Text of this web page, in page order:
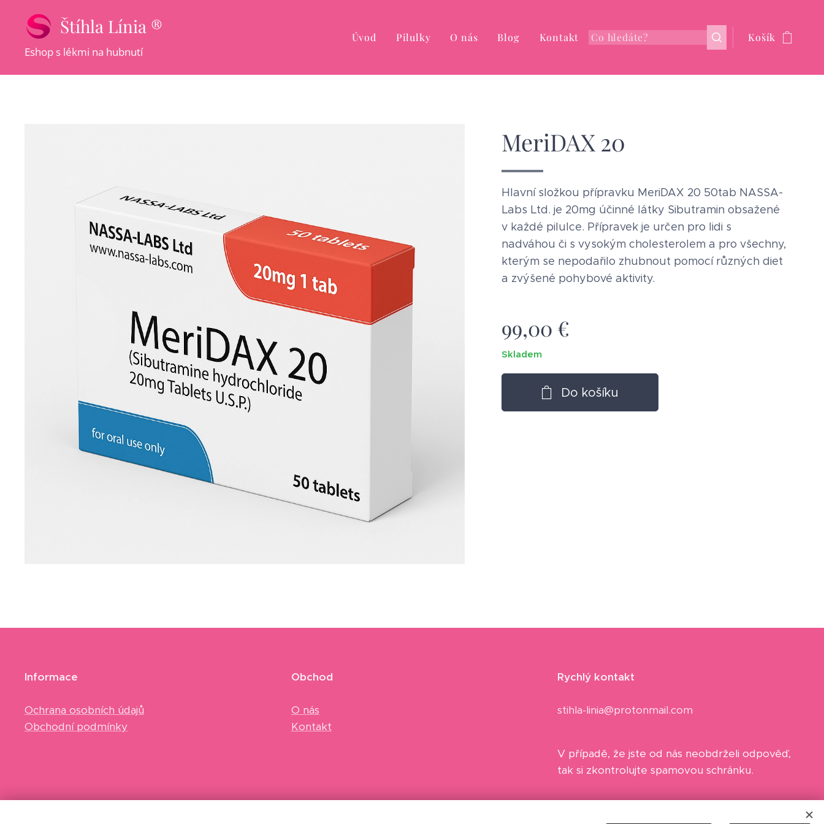
Štíhla Línia ®
Eshop s lékmi na hubnutí
Úvod Pilulky O nás Blog Kontakt Košík
MeriDAX 20
Hlavní složkou přípravku MeriDAX 20 50tab NASSA-
Labs Ltd. je 20mg účinné látky Sibutramin obsažené
v každé pilulce. Přípravek je určen pro lidi s
nadváhou či s vysokým cholesterolem a pro všechny,
kterým se nepodařilo zhubnout pomocí různých diet
a zvýšené pohybové aktivity.
99,00 €
Skladem
Do košíku
Informace
Ochrana osobních údajů
Obchodní podmínky
Obchod
O nás
Kontakt
Rychlý kontakt
stihla-linia@protonmail.com
V případě, že jste od nás neobdrželi odpověď,
tak si zkontrolujte spamovou schránku.